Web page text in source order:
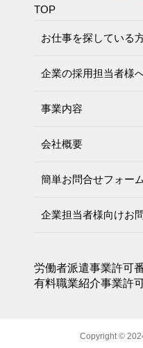
TOP
お仕事を探している
企業の採用担当者様
事業内容
会社概要
簡単お問合せフォーム
企業担当者様向けお
労働者派遣事業許可
有料職業紹介事業許
Copyright ©